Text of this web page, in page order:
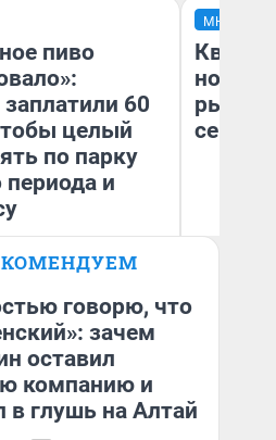
пиво
60
целый
по парку
и
МНЕНИЕ
но
рынок
говорю, что
зачем
оставил
компанию и
в глушь на Алтай